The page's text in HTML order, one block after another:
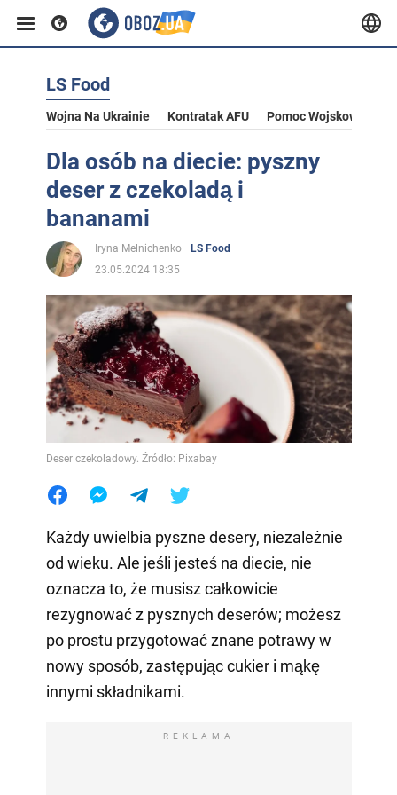
LS Food
Wojna Na Ukrainie Kontratak AFU Pomoc Wojskowa Dla
Dla osób na diecie: pyszny
deser z czekoladą i
bananami
Iryna Melnichenko
LS Food
23.05.2024 18:35
Deser czekoladowy. Źródło: Pixabay
Każdy uwielbia pyszne desery, niezależnie
od wieku. Ale jeśli jesteś na diecie, nie
oznacza to, że musisz całkowicie
rezygnować z pysznych deserów; możesz
po prostu przygotować znane potrawy w
nowy sposób, zastępując cukier i mąkę
innymi składnikami.
REKLAMA